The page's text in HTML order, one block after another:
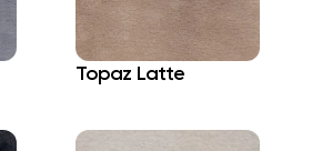
Topaz Latte